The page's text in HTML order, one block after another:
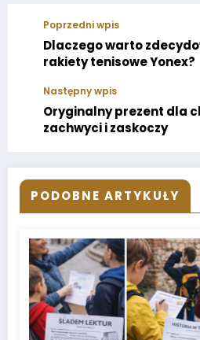
Poprzedni wpis
Dlaczego warto
rakiety tenisowe Yonex?
Następny wpis
Oryginalny prezent dla
zachwyci i zaskoczy
PODOBNE ARTYKUŁY